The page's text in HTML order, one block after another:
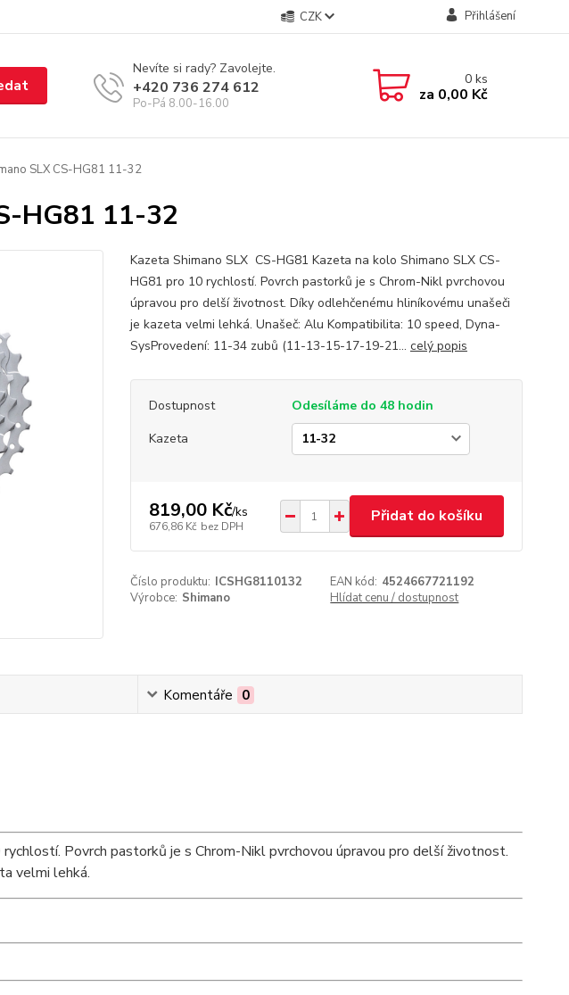
CZK Přihlášení
Nevíte si rady? Zavolejte.
+420 736 274 612
Po-Pá 8.00-16.00
0ks
za 0,00 Kč
SLX CS-HG81 11-32
HG81 11-32
Kazeta Shimano SLX CS-HG81 Kazeta na kolo Shimano SLX CS-
HG81 pro 10 rychlostí. Povrch pastorků je s Chrom-Nikl pvrchovou
úpravou pro delší životnost. Díky odlehčenému hliníkovému unašeči
je kazeta velmi lehká. Unašeč: Alu Kompatibilita: 10 speed, Dyna-
SysProvedení: 11-34 zubů (11-13-15-17-19-21... celý popis
Dostupnost
Odesíláme do 48 hodin
Kazeta
819,00 Kč/ks
676,86 Kč bez DPH
Přidat do košíku
Číslo produktu: ICSHG8110132 EAN kód: 4524667721192
Výrobce: Shimano Hlídat cenu / dostupnost
Komentáře 0
Povrch pastorků je s Chrom-Nikl pvrchovou úpravou pro delší životnost.
velmi lehká.